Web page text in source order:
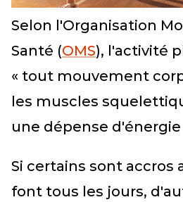
Selon l'Organisation
Santé (OMS), l'activité
« tout mouvement
les muscles
une dépense d'énergie
Si certains sont accros
font tous les jours,